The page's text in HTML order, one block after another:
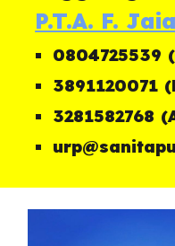
P.T.A. F.
0804725539
3891120071
3281582768